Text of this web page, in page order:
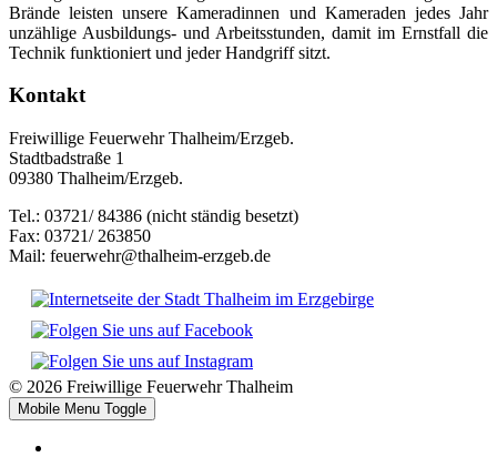
Brände leisten unsere Kameradinnen und Kameraden jedes Jahr
unzählige Ausbildungs- und Arbeitsstunden, damit im Ernstfall die
Technik funktioniert und jeder Handgriff sitzt.
Kontakt
Freiwillige Feuerwehr Thalheim/Erzgeb.
Stadtbadstraße 1
09380 Thalheim/Erzgeb.
Tel.: 03721/ 84386 (nicht ständig besetzt)
Fax: 03721/ 263850
Mail: feuerwehr@thalheim-erzgeb.de
© 2026 Freiwillige Feuerwehr Thalheim
Mobile Menu Toggle